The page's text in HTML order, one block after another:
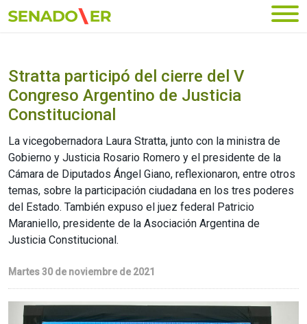
Ir al menú principal
Stratta participó del cierre del V
Congreso Argentino de Justicia
Constitucional
La vicegobernadora Laura Stratta, junto con la ministra de
Gobierno y Justicia Rosario Romero y el presidente de la
Cámara de Diputados Ángel Giano, reflexionaron, entre otros
temas, sobre la participación ciudadana en los tres poderes
del Estado. También expuso el juez federal Patricio
Maraniello, presidente de la Asociación Argentina de
Justicia Constitucional.
Martes 30 de noviembre de 2021